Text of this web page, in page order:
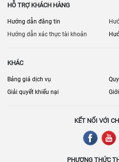
HỖ TRỢ KHÁCH HÀNG
Hướng dẫn đăng tin
Hướng dẫn xác thực tài khoản
KHÁC
Bảng giá dịch vụ
Giải quyết khiếu nại
KẾT NỐI VỚI
PHƯƠNG THỨC